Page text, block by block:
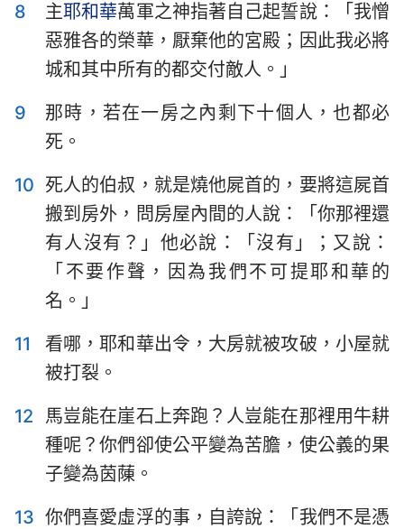
8
8
主耶和華萬軍之神指著自己起誓說：「我憎
惡雅各的榮華，厭棄他的宮殿；因此我必將
城和其中所有的都交付敵人。」
9
那時，若在一房之內剩下十個人，也都必
死。
10 死人的伯叔，就是燒他屍首的，要將這屍首
搬到房外，問房屋內間的人說：「你那裡還
有人沒有？」他必說：「沒有」；又說：
「不要作聲，因為我們不可提耶和華的
名。」
11
看哪，耶和華出令，大房就被攻破，小屋就
被打裂。
12
馬豈能在崖石上奔跑？人豈能在那裡用牛耕
種呢？你們卻使公平變為苦膽，使公義的果
子變為茵蔯。
13 你們喜愛虛浮的事，自誇說：「我們不是憑